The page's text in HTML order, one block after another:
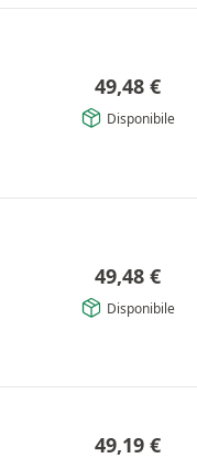
49,48 €
Disponibile
49,48 €
Disponibile
49,19 €